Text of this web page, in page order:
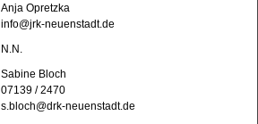
Anja Opretzka
info@jrk-neuenstadt.de
N.N.
Sabine Bloch
07139 / 2470
s.bloch@drk-neuenstadt.de